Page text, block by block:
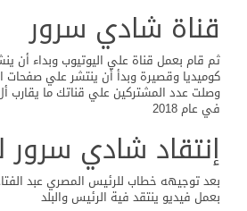
قناة شادي سرور
ثم قام بعمل قناة علي اليوتيوب وبداء أن
كوميديا وقصيرة وبدأ أن ينتشر علي
في عام 2018
إنتقاد شادي
بعمل فيديو ينتقد فية الرئيس والبلد